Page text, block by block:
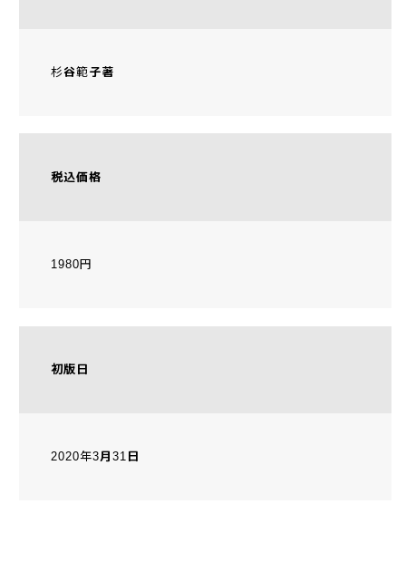
杉谷範子著
税込価格
1980円
初版日
2020年3月31日